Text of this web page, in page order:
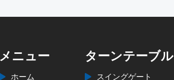
メニュー
ホーム
ターンテーブル
スイングゲート